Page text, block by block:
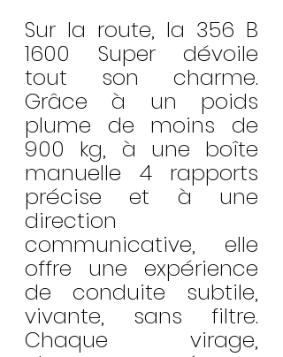
Sur la route, la 356 B
1600 Super dévoile
tout son charme.
Grâce à un poids
plume de moins de
900 kg, à une boîte
manuelle 4 rapports
précise et à une
direction
communicative, elle
offre une expérience
de conduite subtile,
vivante, sans filtre.
Chaque virage,